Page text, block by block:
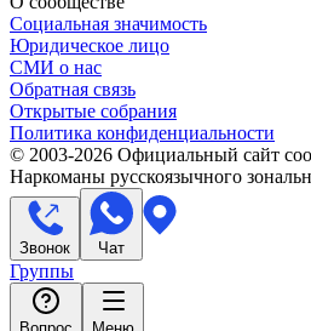
Социальная значимость
Юридическое лицо
СМИ о нас
Обратная связь
Открытые собрания
Политика конфиденциальности
© 2003-2026 Официальный сайт
Наркоманы русскоязычного
Звонок Чат
Группы